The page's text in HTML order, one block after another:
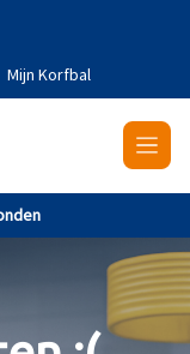
Mijn Korfbal